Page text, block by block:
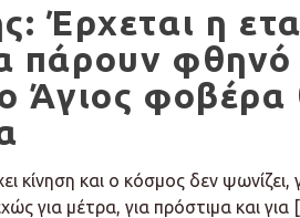
Έρχεται η
πάρουν φθηνό
Άγιος φοβέρα
κίνηση και ο κόσμος δεν ψωνίζει,
για μέτρα, για πρόστιμα και για